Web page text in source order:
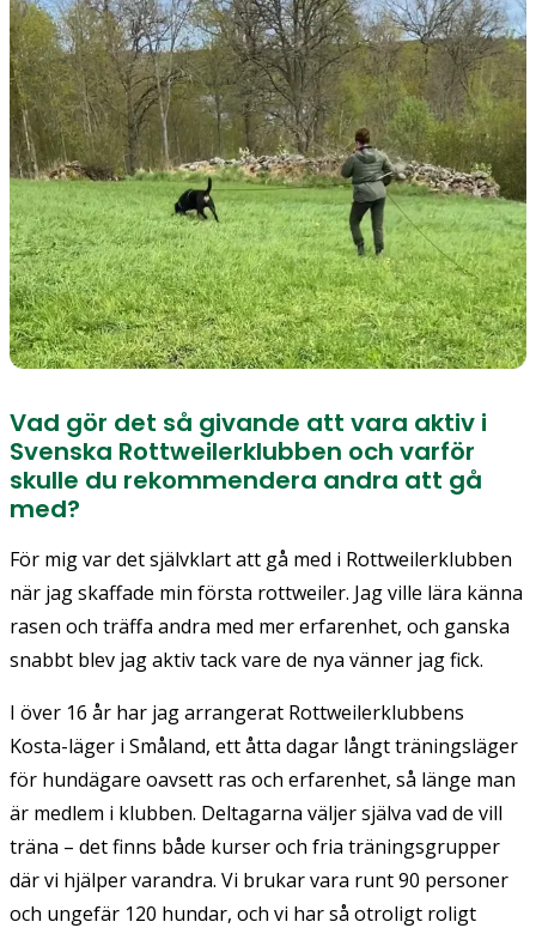
Vad gör det så givande att vara aktiv i
Svenska Rottweilerklubben och varför
skulle du rekommendera andra att gå
med?
För mig var det självklart att gå med i Rottweilerklubben
när jag skaffade min första rottweiler. Jag ville lära känna
rasen och träffa andra med mer erfarenhet, och ganska
snabbt blev jag aktiv tack vare de nya vänner jag fick.
I över 16 år har jag arrangerat Rottweilerklubbens
Kosta-läger i Småland, ett åtta dagar långt träningsläger
för hundägare oavsett ras och erfarenhet, så länge man
är medlem i klubben. Deltagarna väljer själva vad de vill
träna – det finns både kurser och fria träningsgrupper
där vi hjälper varandra. Vi brukar vara runt 90 personer
och ungefär 120 hundar, och vi har så otroligt roligt